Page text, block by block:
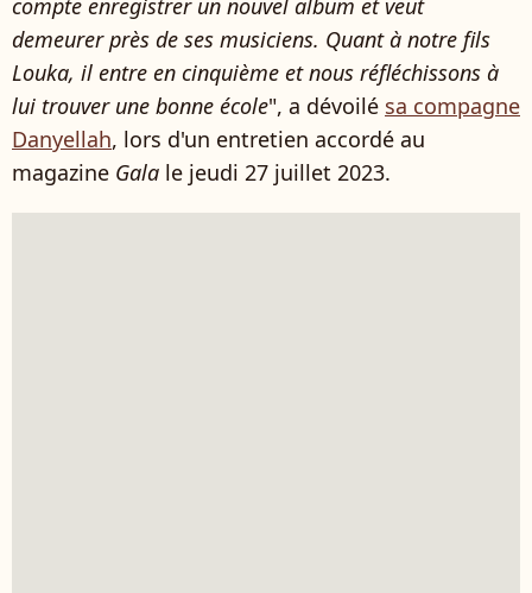
compte enregistrer un nouvel album et veut
demeurer près de ses musiciens. Quant à notre fils
Louka, il entre en cinquième et nous réfléchissons à
lui trouver une bonne école", a dévoilé sa compagne
Danyellah, lors d'un entretien accordé au
magazine Gala le jeudi 27 juillet 2023.